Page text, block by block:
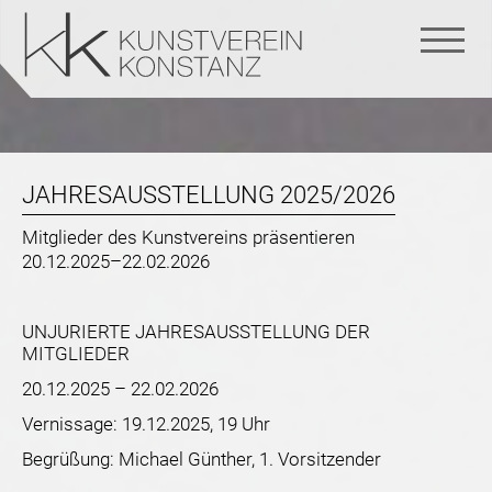
Navigation
überspringen
JAHRESAUSSTELLUNG 2025/2026
Mitglieder des Kunstvereins präsentieren
20.12.2025–22.02.2026
UNJURIERTE JAHRESAUSSTELLUNG DER
MITGLIEDER
20.12.2025 – 22.02.2026
Vernissage: 19.12.2025, 19 Uhr
Begrüßung: Michael Günther, 1. Vorsitzender